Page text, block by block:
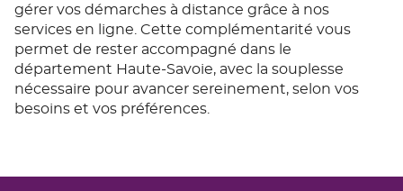
gérer vos démarches à distance grâce à nos
services en ligne. Cette complémentarité vous
permet de rester accompagné dans le
département Haute-Savoie, avec la souplesse
nécessaire pour avancer sereinement, selon vos
besoins et vos préférences.